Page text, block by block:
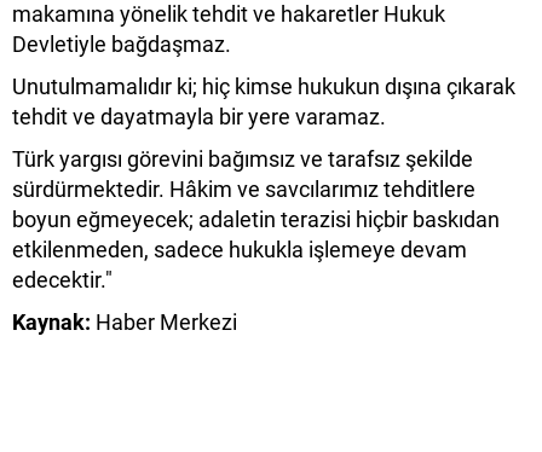
makamına yönelik tehdit ve hakaretler Hukuk
Devletiyle bağdaşmaz.
Unutulmamalıdır ki; hiç kimse hukukun dışına çıkarak
tehdit ve dayatmayla bir yere varamaz.
Türk yargısı görevini bağımsız ve tarafsız şekilde
sürdürmektedir. Hâkim ve savcılarımız tehditlere
boyun eğmeyecek; adaletin terazisi hiçbir baskıdan
etkilenmeden, sadece hukukla işlemeye devam
edecektir."
Kaynak: Haber Merkezi